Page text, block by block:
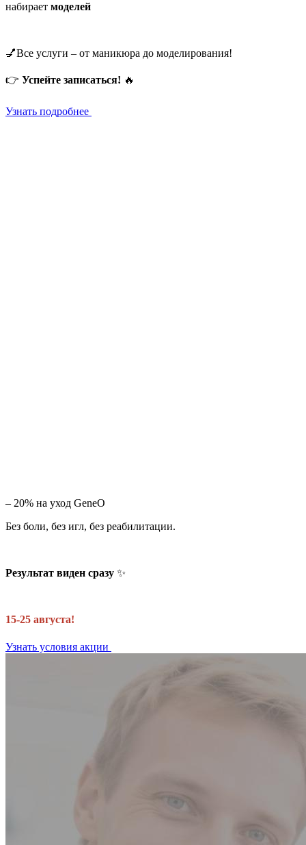
набирает моделей
💅Все услуги – от маникюра до моделирования!
👉 Успейте записаться! 🔥
Узнать подробнее
– 20% на уход GeneO
Без боли, без игл, без реабилитации.
Результат виден сразу ✨
15-25 августа!
Узнать условия акции